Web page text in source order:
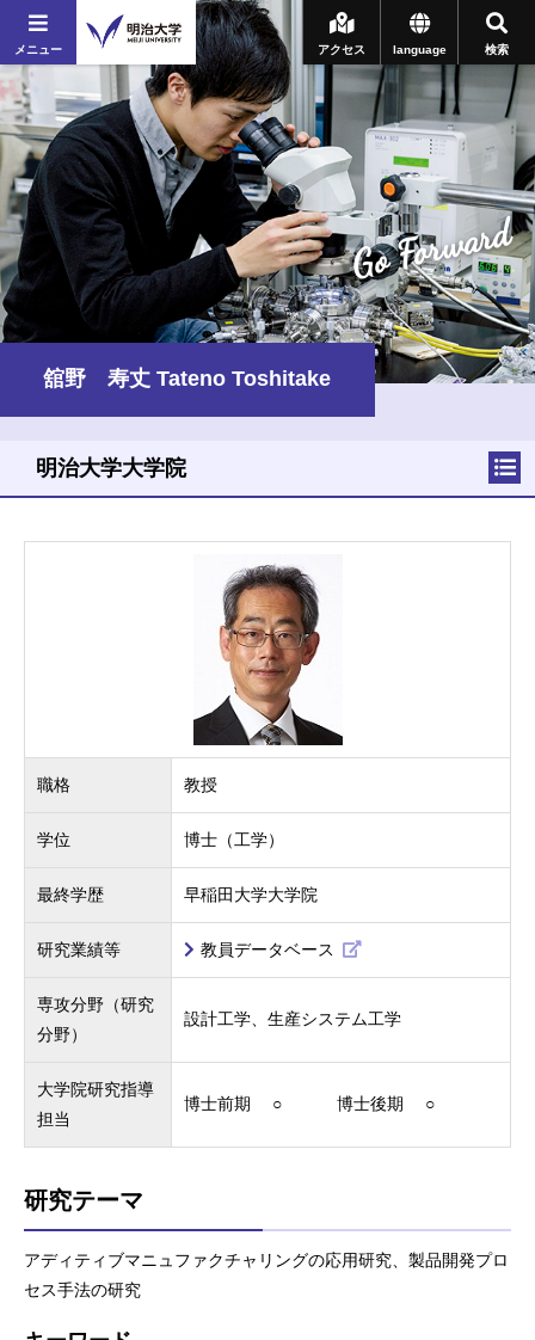
メニュー 検索
language
アクセス
Go Forward
舘野 寿丈 Tateno Toshitake
職格 教授
学位 博士（工学）
最終学歴 早稲田大学大学院
研究業績等 教員データベース
専攻分野（研究
分野）
設計工学、生産システム工学
大学院研究指導
担当
博士前期 ○ 博士後期 ○
研究テーマ
アディティブマニュファクチャリングの応用研究、製品開発プロ
セス手法の研究
明治大学大学院